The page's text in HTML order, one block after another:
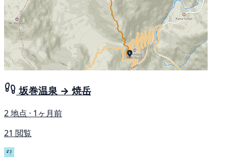
坂巻温泉 → 焼岳
2 地点 · 1ヶ月前
21 閲覧